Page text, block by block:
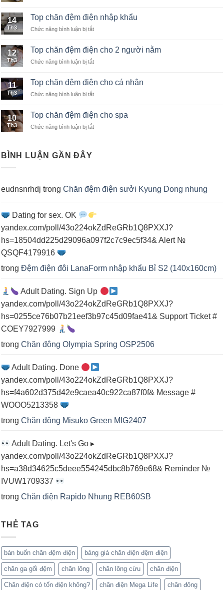
chăn
đệm
khách
14
Th3
Top chăn đệm điện nhập khẩu
Chức năng bình luận bị tắt
chăn
đệm
khẩu
12
Th3
Top chăn đệm điện cho 2 người nằm
Chức năng bình luận bị tắt
chăn
đệm
2
11
Th3
Top chăn đệm điện cho cá nhân
Chức năng bình luận bị tắt
chăn
đệm
10
Th3
Top chăn đệm điện cho spa
Chức năng bình luận bị tắt
BÌNH LUẬN GẦN ĐÂY
eudnsnrhdj trong Chăn đệm điện sưởi Kyung Dong nhung
Dating for sex. OK
yandex.com/poll/43o224okZdReGRb1Q8PXXJ?
hs=18504dd225d29096a097f2c7c9ec5f34& Alert №
QSQF4179916
trong Đệm điện đôi LanaForm nhập khẩu Bỉ S2 (140x160cm)
Adult Dating. Sign Up
yandex.com/poll/43o224okZdReGRb1Q8PXXJ?
hs=0255ce76b07b21eef3b97c45d09fae41& Support Ticket #
COEY7927999
trong Chăn đông Olympia Spring OSP2506
Adult Dating. Done
yandex.com/poll/43o224okZdReGRb1Q8PXXJ?
hs=f4a602d375d42e9caea40c922ca87f0f& Message #
WOOO5213358
trong Chăn đông Misuko Green MIG2407
Adult Dating. Let's Go ▸
yandex.com/poll/43o224okZdReGRb1Q8PXXJ?
hs=a38d34625c5deee554245dbc8b769e68& Reminder №
IVUW1709337
trong Chăn điện Rapido Nhung REB60SB
THẺ TAG
bán buốn chăn đệm điện bảng giá chăn điện đệm điện
chăn ga gối đệm chăn lông chăn lông cừu chăn điện
Chăn điện có tốn điện không? chăn điện Mega Life chăn đông